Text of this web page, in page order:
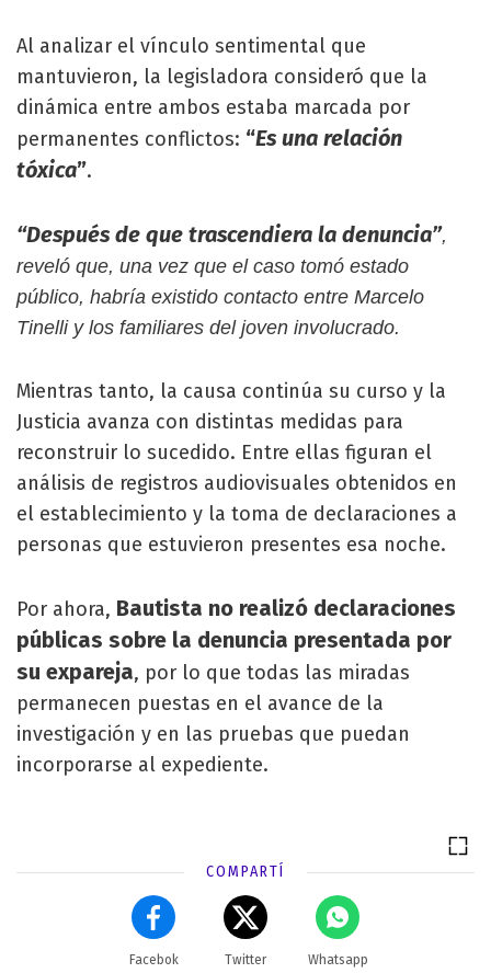
Al analizar el vínculo sentimental que
mantuvieron, la legisladora consideró que la
dinámica entre ambos estaba marcada por
permanentes conflictos: “Es una relación
tóxica”.
“Después de que trascendiera la denuncia”,
reveló que, una vez que el caso tomó estado
público, habría existido contacto entre Marcelo
Tinelli y los familiares del joven involucrado.
Mientras tanto, la causa continúa su curso y la
Justicia avanza con distintas medidas para
reconstruir lo sucedido. Entre ellas figuran el
análisis de registros audiovisuales obtenidos en
el establecimiento y la toma de declaraciones a
personas que estuvieron presentes esa noche.
Por ahora, Bautista no realizó declaraciones
públicas sobre la denuncia presentada por
su expareja, por lo que todas las miradas
permanecen puestas en el avance de la
investigación y en las pruebas que puedan
incorporarse al expediente.
COMPARTÍ
Facebok Twitter Whatsapp